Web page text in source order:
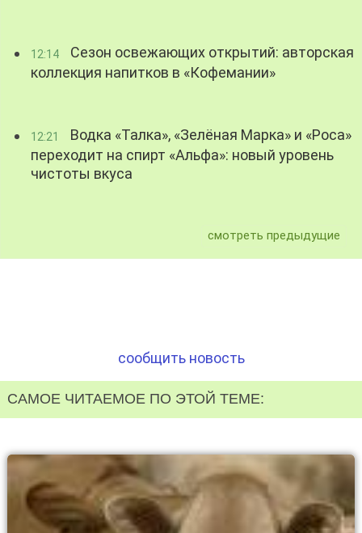
12:14
Сезон освежающих открытий: авторская
коллекция напитков в «Кофемании»
12:21
Водка «Талка», «Зелёная Марка» и «Роса»
переходит на спирт «Альфа»: новый уровень
чистоты вкуса
смотреть предыдущие
сообщить новость
САМОЕ ЧИТАЕМОЕ ПО ЭТОЙ ТЕМЕ: